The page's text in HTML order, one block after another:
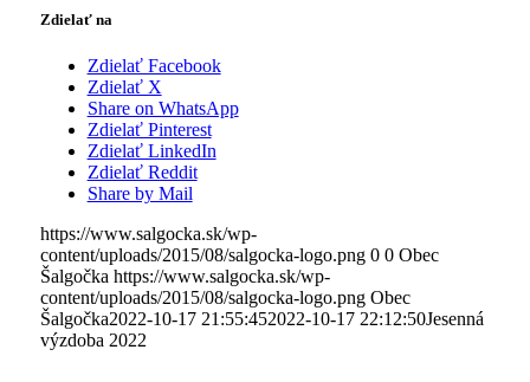
Zdielať na
Zdielať Facebook
Zdielať X
Share on WhatsApp
Zdielať Pinterest
Zdielať LinkedIn
Zdielať Reddit
Share by Mail
https://www.salgocka.sk/wp-
content/uploads/2015/08/salgocka-logo.png 0 0 Obec
Šalgočka https://www.salgocka.sk/wp-
content/uploads/2015/08/salgocka-logo.png Obec
Šalgočka2022-10-17 21:55:452022-10-17 22:12:50Jesenná
výzdoba 2022